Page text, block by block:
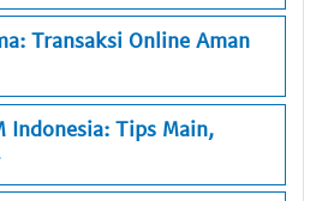
Transaksi Online Aman
Indonesia: Tips Main,